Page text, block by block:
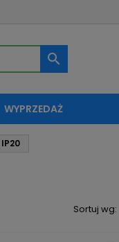

WYPRZEDAŻ
Sortuj wg:
liście życzeń.